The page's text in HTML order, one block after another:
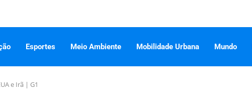
Esportes Meio Ambiente Mobilidade Urbana Mundo
e Irã | G1